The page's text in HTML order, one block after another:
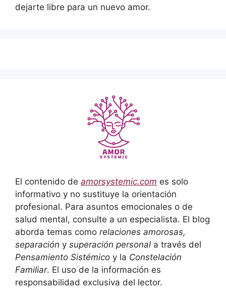
dejarte libre para un nuevo amor.
El contenido de amorsystemic.com es solo
informativo y no sustituye la orientación
profesional. Para asuntos emocionales o de
salud mental, consulte a un especialista. El blog
aborda temas como relaciones amorosas,
separación y superación personal a través del
Pensamiento Sistémico y la Constelación
Familiar. El uso de la información es
responsabilidad exclusiva del lector.